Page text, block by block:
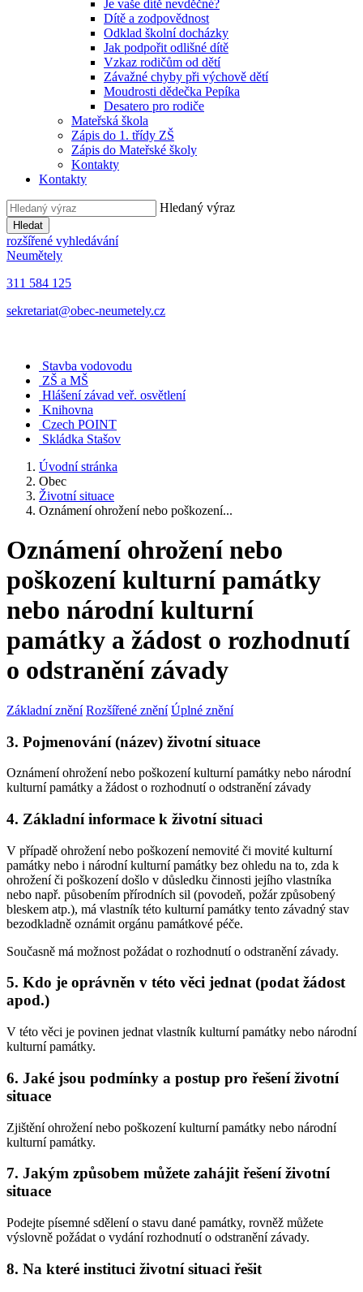
Je vaše dítě nevděčné?
Dítě a zodpovědnost
Odklad školní docházky
Jak podpořit odlišné dítě
Vzkaz rodičům od dětí
Závažné chyby při výchově dětí
Moudrosti dědečka Pepíka
Desatero pro rodiče
Mateřská škola
Zápis do 1. třídy ZŠ
Zápis do Mateřské školy
Kontakty
Kontakty
Hledaný výraz
Hledat
rozšířené vyhledávání
Neumětely
311 584 125
sekretariat@obec-neumetely.cz
Stavba vodovodu
ZŠ a MŠ
Hlášení závad veř. osvětlení
Knihovna
Czech POINT
Skládka Stašov
Úvodní stránka
Obec
Životní situace
Oznámení ohrožení nebo poškození...
Oznámení ohrožení nebo
poškození kulturní památky
nebo národní kulturní
památky a žádost o rozhodnutí
o odstranění závady
Základní znění Rozšířené znění Úplné znění
3. Pojmenování (název) životní situace
Oznámení ohrožení nebo poškození kulturní památky nebo národní
kulturní památky a žádost o rozhodnutí o odstranění závady
4. Základní informace k životní situaci
V případě ohrožení nebo poškození nemovité či movité kulturní
památky nebo i národní kulturní památky bez ohledu na to, zda k
ohrožení či poškození došlo v důsledku činnosti jejího vlastníka
nebo např. působením přírodních sil (povodeň, požár způsobený
bleskem atp.), má vlastník této kulturní památky tento závadný stav
bezodkladně oznámit orgánu památkové péče.
Současně má možnost požádat o rozhodnutí o odstranění závady.
5. Kdo je oprávněn v této věci jednat (podat žádost
apod.)
V této věci je povinen jednat vlastník kulturní památky nebo národní
kulturní památky.
6. Jaké jsou podmínky a postup pro řešení životní
situace
Zjištění ohrožení nebo poškození kulturní památky nebo národní
kulturní památky.
7. Jakým způsobem můžete zahájit řešení životní
situace
Podejte písemné sdělení o stavu dané památky, rovněž můžete
výslovně požádat o vydání rozhodnutí o odstranění závady.
8. Na které instituci životní situaci řešit